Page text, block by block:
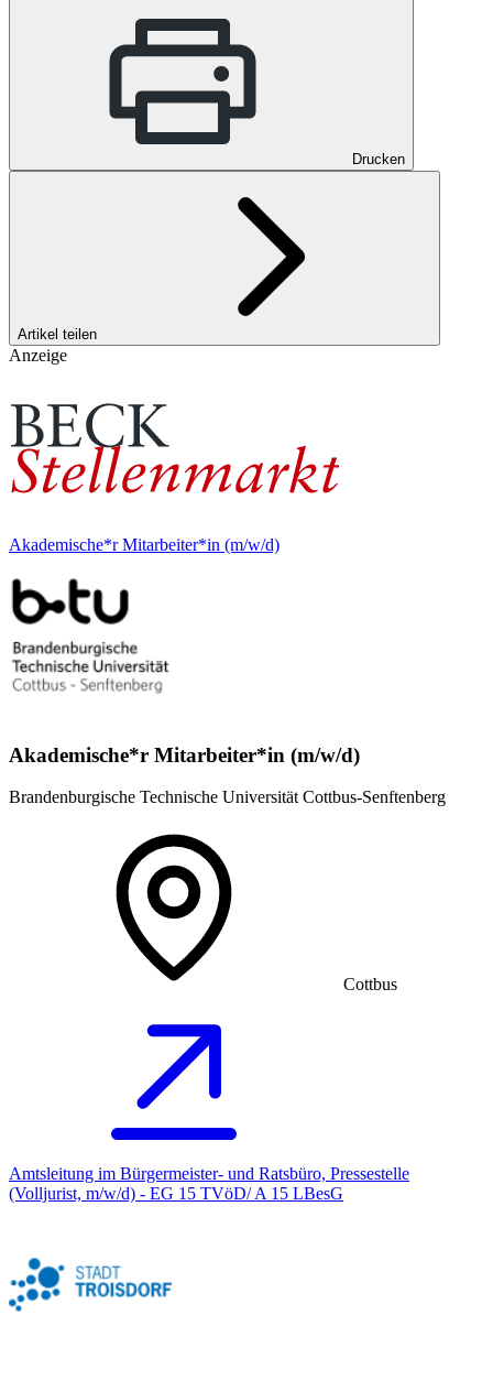
Drucken
Artikel teilen
Anzeige
Akademische*r Mitarbeiter*in (m/w/d)
Akademische*r Mitarbeiter*in (m/w/d)
Brandenburgische Technische Universität Cottbus-Senftenberg
Cottbus
Amtsleitung im Bürgermeister- und Ratsbüro, Pressestelle
(Volljurist, m/w/d) - EG 15 TVöD/ A 15 LBesG